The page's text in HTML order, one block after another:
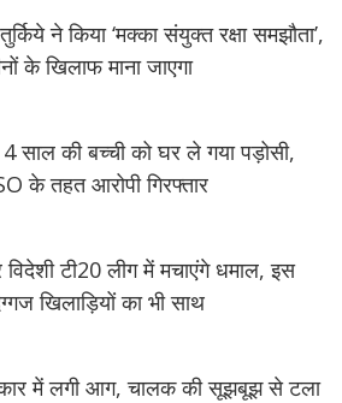
ने किया ‘मक्का संयुक्त रक्षा समझौता’,
के खिलाफ माना जाएगा
साल की बच्ची को घर ले गया पड़ोसी,
के तहत आरोपी गिरफ्तार
टी20 लीग में मचाएंगे धमाल, इस
खिलाड़ियों का भी साथ
कार में लगी आग, चालक की सूझबूझ से टला